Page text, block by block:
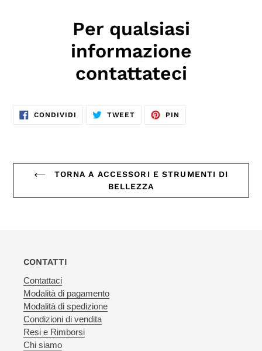
Per qualsiasi
informazione
contattateci
CONDIVIDI CONDIVIDITWEET TWITTA PIN
TORNA A ACCESSORI E STRUMENTI DI
BELLEZZA
CONTATTI
Contattaci
Modalità di pagamento
Modalità di spedizione
Condizioni di vendita
Resi e Rimborsi
Chi siamo